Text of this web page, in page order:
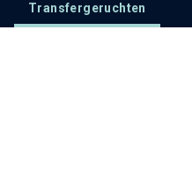
Transfergeruchten